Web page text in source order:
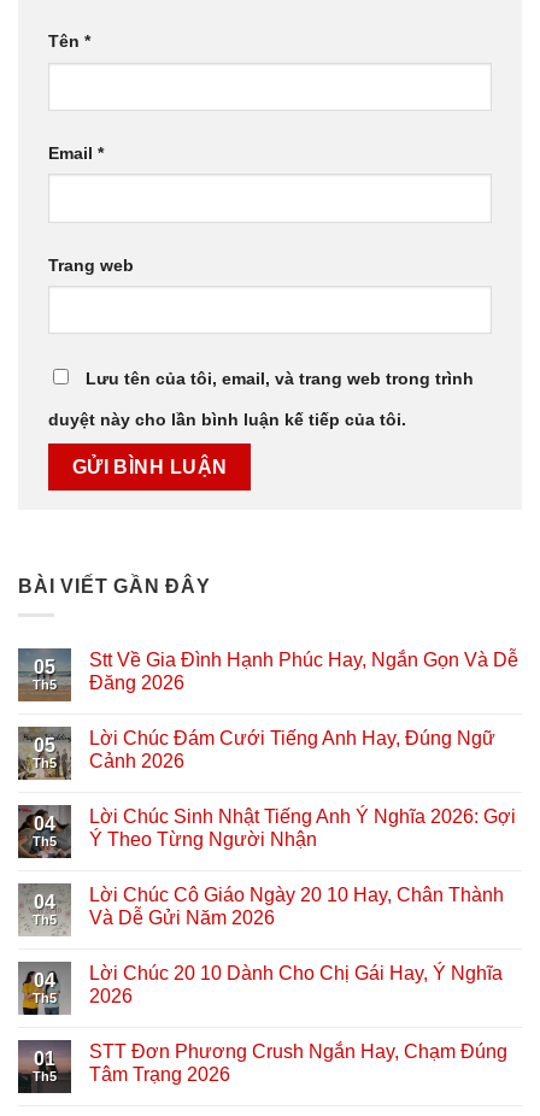
Tên *
Email *
Trang web
Lưu tên của tôi, email, và trang web trong trình
duyệt này cho lần bình luận kế tiếp của tôi.
BÀI VIẾT GẦN ĐÂY
05
Th5
Stt Về Gia Đình Hạnh Phúc Hay, Ngắn Gọn Và Dễ
Đăng 2026
05
Th5
Lời Chúc Đám Cưới Tiếng Anh Hay, Đúng Ngữ
Cảnh 2026
04
Th5
Lời Chúc Sinh Nhật Tiếng Anh Ý Nghĩa 2026: Gợi
Ý Theo Từng Người Nhận
04
Th5
Lời Chúc Cô Giáo Ngày 20 10 Hay, Chân Thành
Và Dễ Gửi Năm 2026
04
Th5
Lời Chúc 20 10 Dành Cho Chị Gái Hay, Ý Nghĩa
2026
01
Th5
STT Đơn Phương Crush Ngắn Hay, Chạm Đúng
Tâm Trạng 2026